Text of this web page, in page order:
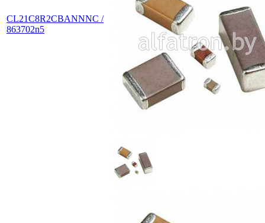
CL21C8R2CBANNNC /
863702n5